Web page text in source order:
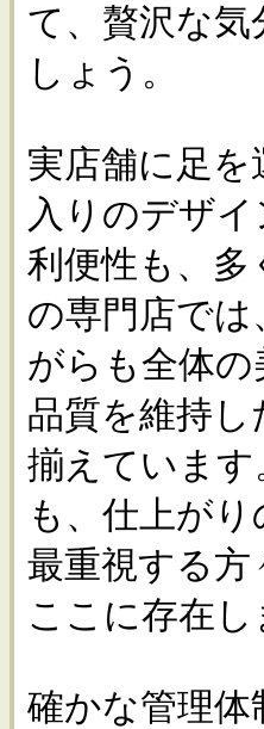
て、贅沢な
しょう。
実店舗に足
入りのデザ
利便性も、
の専門店で
がらも全体
品質を維持
揃えています
も、仕上が
最重視する
ここに存在し
確かな管理